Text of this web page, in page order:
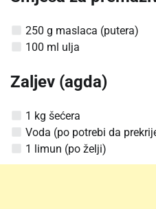
250 g maslaca (putera)
100 ml ulja
Zaljev (agda)
1 kg šećera
Voda (po potrebi da
1 limun (po želji)